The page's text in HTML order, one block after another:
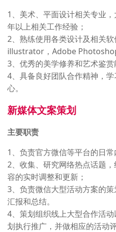
1、美术、平面设计相关专业
年以上相关工作经验；
2、熟练使用各类设计及相关
illustrator，Adobe
3、优秀的美学修养和艺术鉴赏
4、具备良好团队合作精神，
心。
新媒体文案策划
主要职责
1、负责官方微信等平台的日常
2、收集、研究网络热点话题
容的实时调整和更新；
3、负责微信大型活动方案的
汇报和总结。
4、策划组织线上大型合作活
划执行推广，并做相应的活动评